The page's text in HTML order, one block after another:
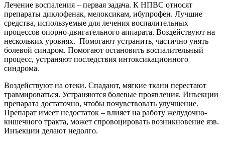
Лечение воспаления – первая задача. К НПВС относят
препараты диклофенак, мелоксикам, ибупрофен. Лучшие
средства, используемые для лечения воспалительных
процессов опорно-двигательного аппарата. Воздействуют на
нескольких уровнях. Помогают устранить, частично унять
болевой синдром. Помогают остановить воспалительный
процесс, устраняют последствия интоксикационного
синдрома.
Воздействуют на отеки. Спадают, мягкие ткани перестают
травмироваться. Устраняются болевые проявления. Инъекции
препарата достаточно, чтобы почувствовать улучшение.
Препарат имеет недостаток – влияет на работу желудочно-
кишечного тракта, может спровоцировать возникновение язв.
Инъекции делают недолго.